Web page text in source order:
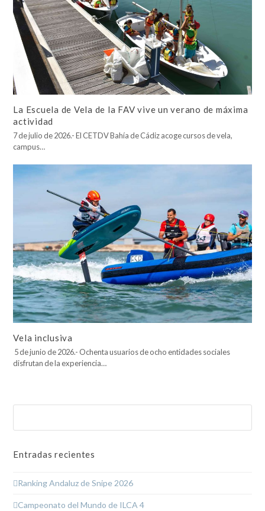
La Escuela de Vela de la FAV vive un verano de máxima
actividad
7 de julio de 2026.- El CETDV Bahía de Cádiz acoge cursos de vela,
campus…
Vela inclusiva
5 de junio de 2026.- Ochenta usuarios de ocho entidades sociales
disfrutan de la experiencia…
Entradas recientes
Ranking Andaluz de Snipe 2026
Campeonato del Mundo de ILCA 4